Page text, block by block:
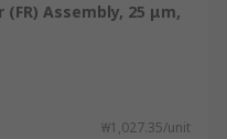
Assembly, 25 μm,
₩1,027.35/unit